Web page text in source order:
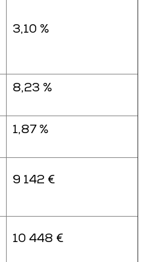
3,10 %
8,23 %
1,87 %
9 142 €
10 448 €